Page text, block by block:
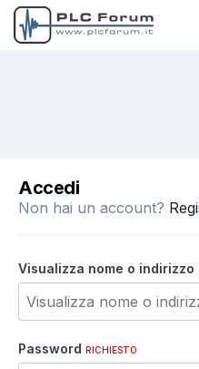
Accedi
Non hai un account?
Visualizza nome o indirizzo
Password RICHIESTO